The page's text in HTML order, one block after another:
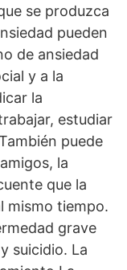
se produzca
pueden
de ansiedad
y a la
la
estudiar
puede
la
que la
mismo tiempo.
grave
suicidio. La